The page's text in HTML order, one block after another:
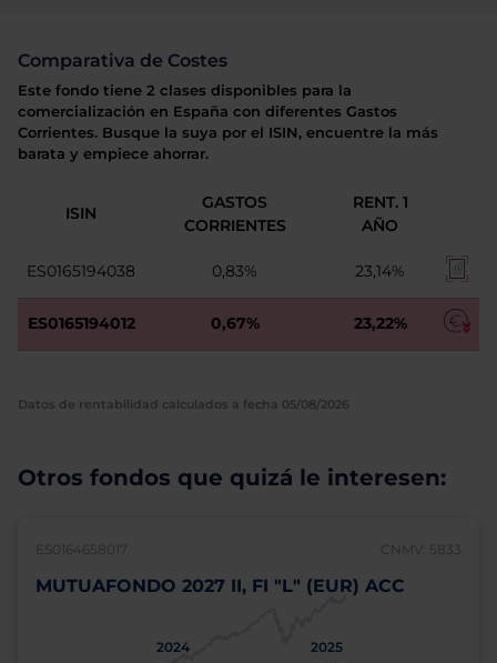
Comparativa de Costes
Este fondo tiene 2 clases disponibles para la
comercialización en España con diferentes Gastos
Corrientes. Busque la suya por el ISIN, encuentre la más
barata y empiece ahorrar.
ISIN
GASTOS
CORRIENTES
RENT. 1
AÑO
ES0165194038 0,83% 23,14%
ES0165194012 0,67% 23,22%
Datos de rentabilidad calculados a fecha 05/08/2026
Otros fondos que quizá le interesen:
ES0164658017 CNMV: 5833
MUTUAFONDO 2027 II, FI "L" (EUR) ACC
2024 2025